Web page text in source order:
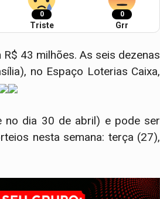
0
Triste
0
Grr
43 milhões. As seis dezenas
no Espaço Loterias Caixa,
no dia 30 de abril) e pode ser
nesta semana: terça (27),